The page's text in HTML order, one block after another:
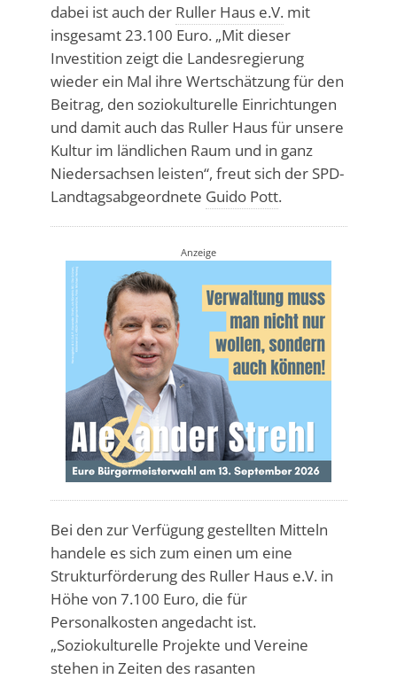
dabei ist auch der Ruller Haus e.V.mit
insgesamt 23.100 Euro. „Mit dieser
Investition zeigt die Landesregierung
wieder ein Mal ihre Wertschätzung für den
Beitrag, den soziokulturelle Einrichtungen
und damit auch das Ruller Haus für unsere
Kultur im ländlichen Raum und in ganz
Niedersachsen leisten“, freut sich der SPD-
Landtagsabgeordnete Guido Pott.
Anzeige
Bei den zur Verfügung gestellten Mitteln
handele es sich zum einen um eine
Strukturförderung des Ruller Haus e.V. in
Höhe von 7.100 Euro, die für
Personalkosten angedacht ist.
„Soziokulturelle Projekte und Vereine
stehen in Zeiten des rasanten